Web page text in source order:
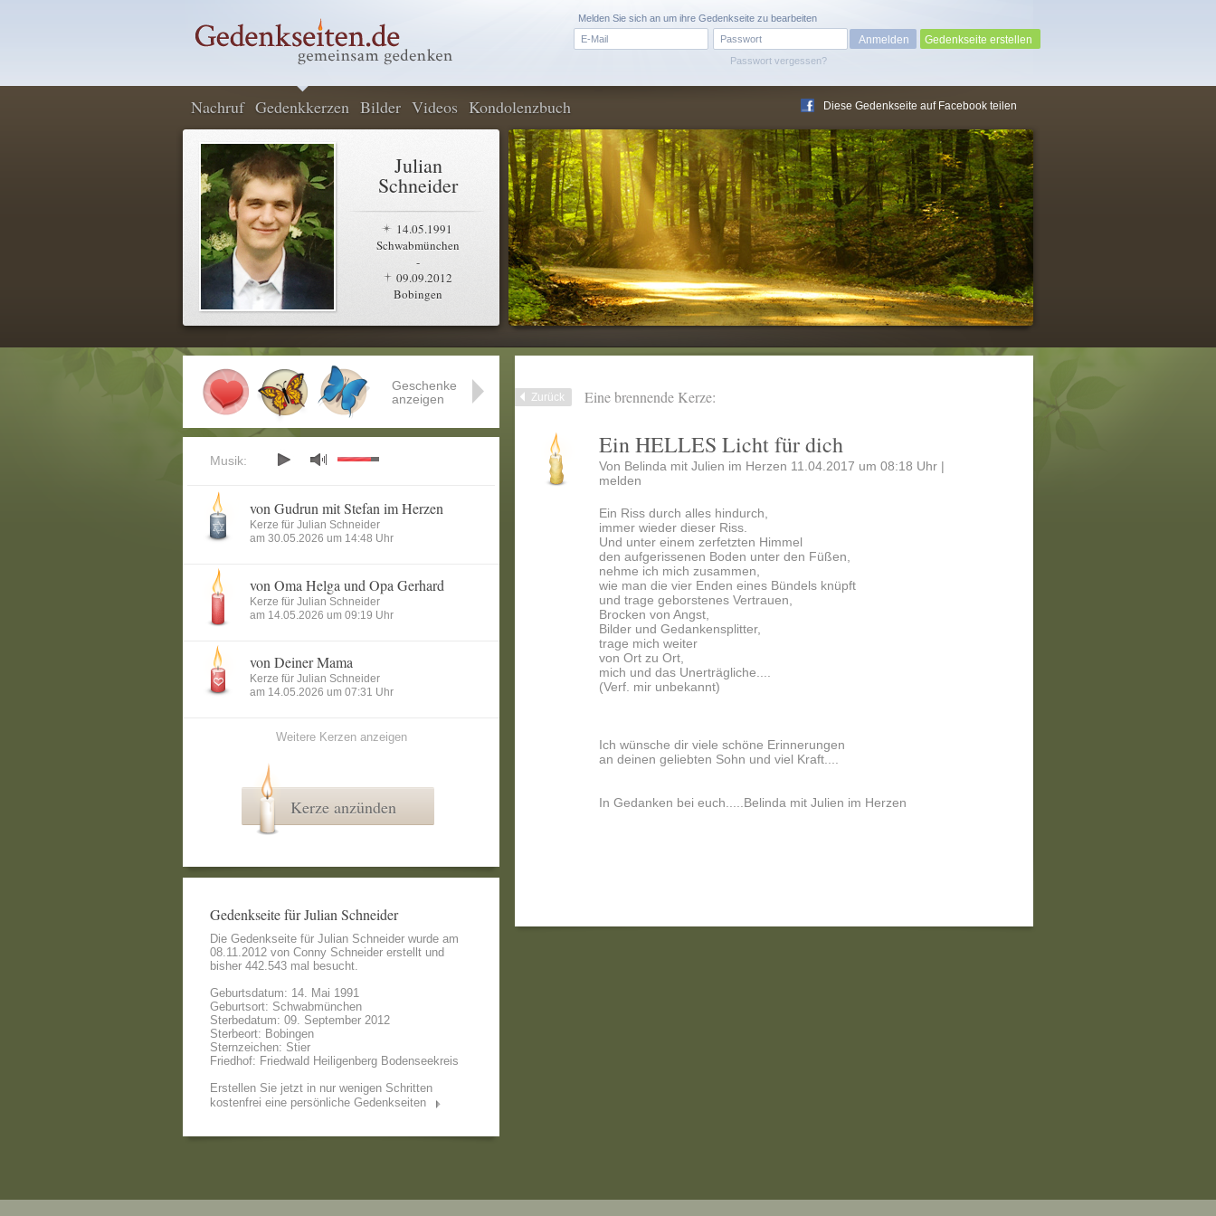
Passwort vergessen?
Melden Sie sich an um ihre Gedenkseite zu bearbeiten
Gedenkseite erstellen
Nachruf Gedenkkerzen Bilder Videos Kondolenzbuch Diese Gedenkseite auf Facebook teilen
Julian
Schneider
14.05.1991
Schwabmünchen
-
09.09.2012
Bobingen
Zurück Eine brennende Kerze:
Ein HELLES Licht für dich
Von Belinda mit Julien im Herzen 11.04.2017 um 08:18 Uhr |
melden
Ein Riss durch alles hindurch,
immer wieder dieser Riss.
Und unter einem zerfetzten Himmel
den aufgerissenen Boden unter den Füßen,
nehme ich mich zusammen,
wie man die vier Enden eines Bündels knüpft
und trage geborstenes Vertrauen,
Brocken von Angst,
Bilder und Gedankensplitter,
trage mich weiter
von Ort zu Ort,
mich und das Unerträgliche....
(Verf. mir unbekannt)
Ich wünsche dir viele schöne Erinnerungen
an deinen geliebten Sohn und viel Kraft....
In Gedanken bei euch.....Belinda mit Julien im Herzen
Geschenke
anzeigen
Musik:
von Gudrun mit Stefan im Herzen
Kerze für Julian Schneider
am 30.05.2026 um 14:48 Uhr
von Oma Helga und Opa Gerhard
Kerze für Julian Schneider
am 14.05.2026 um 09:19 Uhr
von Deiner Mama
Kerze für Julian Schneider
am 14.05.2026 um 07:31 Uhr
Weitere Kerzen anzeigen
Kerze anzünden
Gedenkseite für Julian Schneider
Die Gedenkseite für Julian Schneider wurde am
08.11.2012 von Conny Schneider erstellt und
bisher 442.543 mal besucht.
Geburtsdatum: 14. Mai 1991
Geburtsort: Schwabmünchen
Sterbedatum: 09. September 2012
Sterbeort: Bobingen
Sternzeichen: Stier
Friedhof: Friedwald Heiligenberg Bodenseekreis
Erstellen Sie jetzt in nur wenigen Schritten
kostenfrei eine persönliche Gedenkseiten